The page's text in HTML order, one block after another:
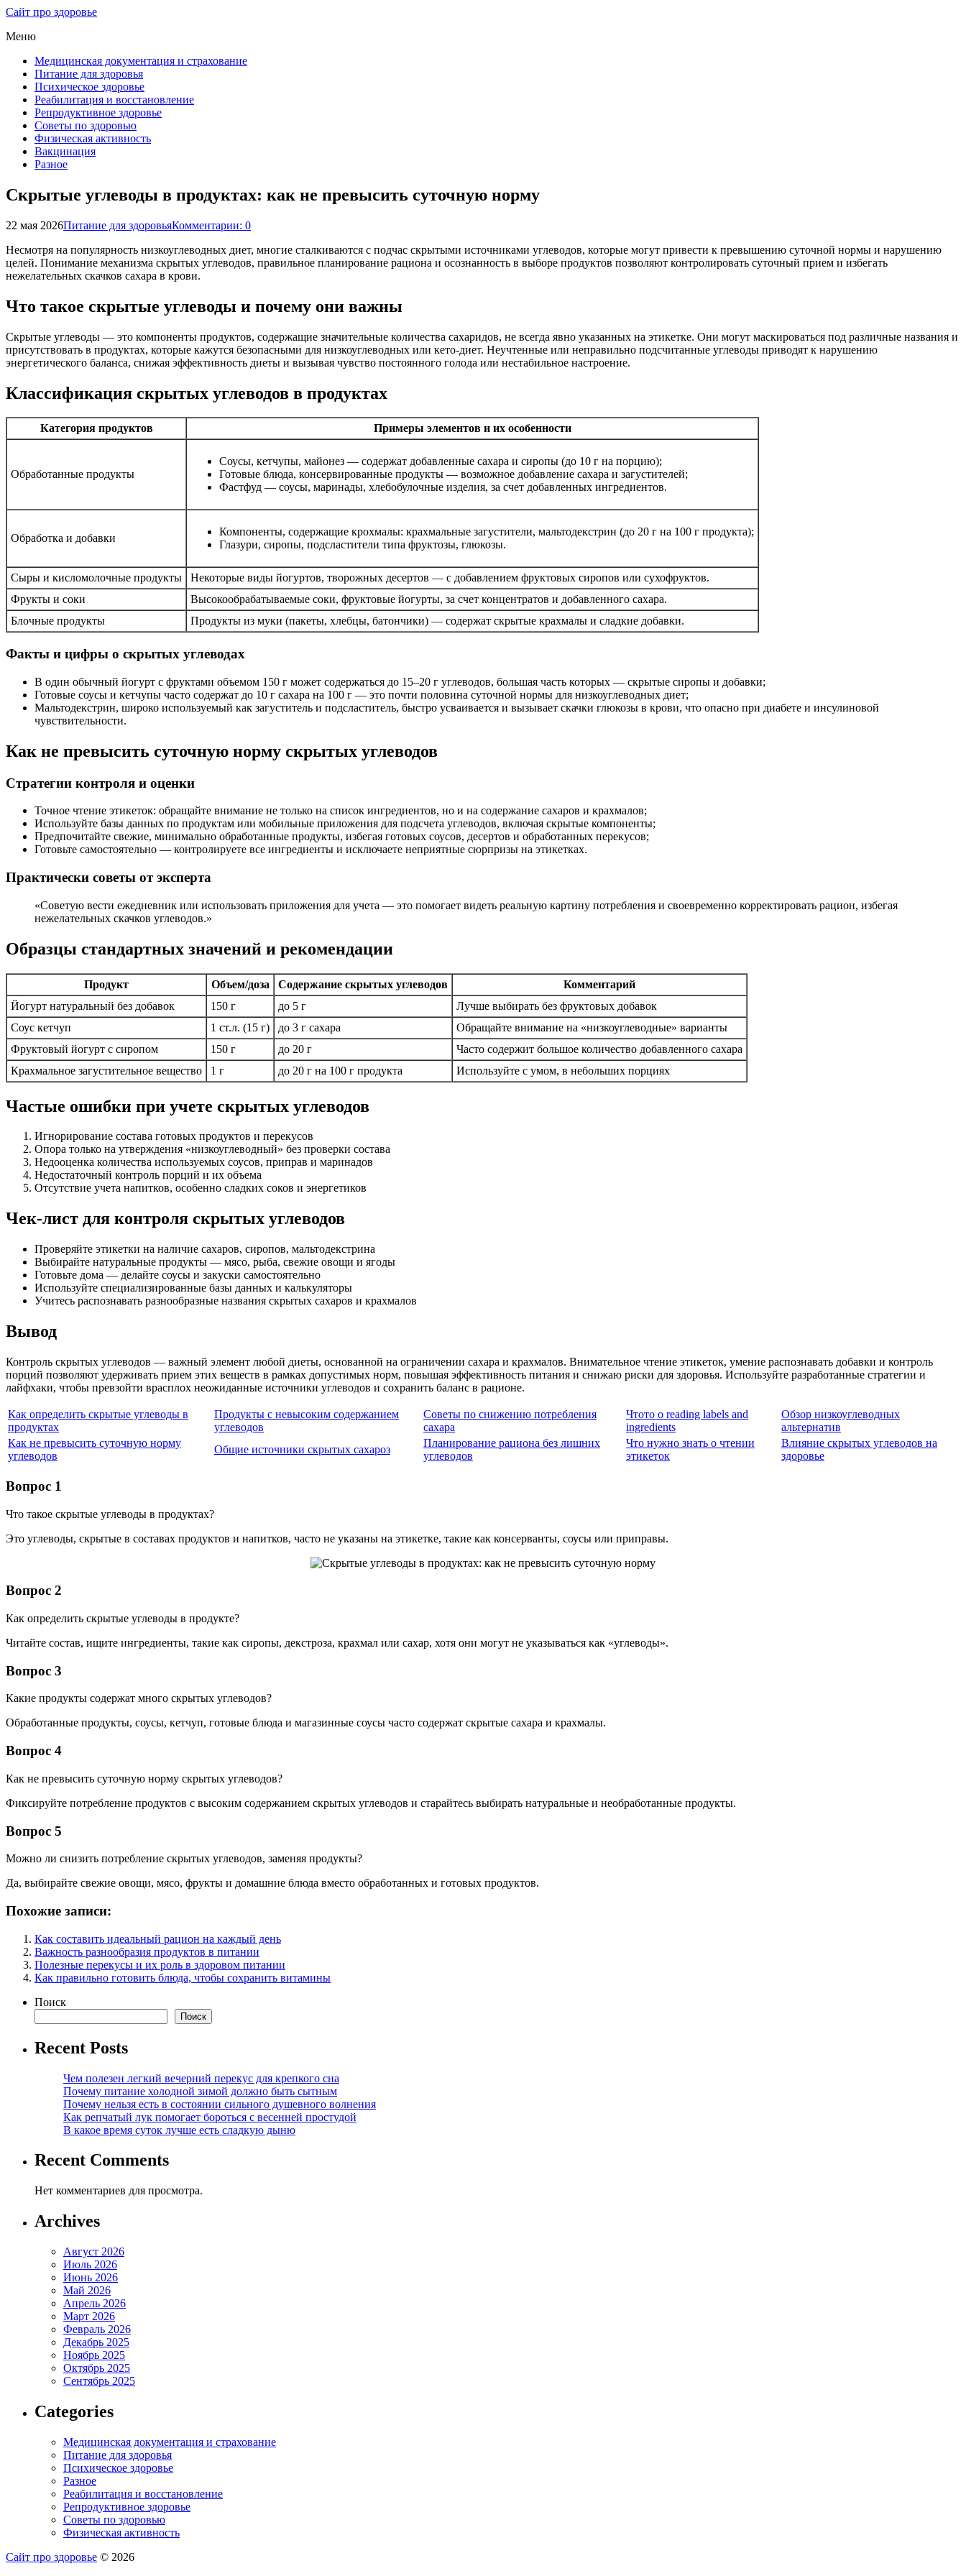
Сайт про здоровье
Меню
Медицинская документация и страхование
Питание для здоровья
Психическое здоровье
Реабилитация и восстановление
Репродуктивное здоровье
Советы по здоровью
Физическая активность
Вакцинация
Разное
Скрытые углеводы в продуктах: как не превысить суточную норму
22 мая 2026Питание для здоровьяКомментарии: 0
Несмотря на популярность низкоуглеводных диет, многие сталкиваются с подчас скрытыми источниками углеводов, которые могут привести к превышению суточной нормы и нарушению
целей. Понимание механизма скрытых углеводов, правильное планирование рациона и осознанность в выборе продуктов позволяют контролировать суточный прием и избегать
нежелательных скачков сахара в крови.
Что такое скрытые углеводы и почему они важны
Скрытые углеводы — это компоненты продуктов, содержащие значительные количества сахаридов, не всегда явно указанных на этикетке. Они могут маскироваться под различные названия и
присутствовать в продуктах, которые кажутся безопасными для низкоуглеводных или кето-диет. Неучтенные или неправильно подсчитанные углеводы приводят к нарушению
энергетического баланса, снижая эффективность диеты и вызывая чувство постоянного голода или нестабильное настроение.
Классификация скрытых углеводов в продуктах
Категория продуктов Примеры элементов и их особенности
Обработанные продукты
Соусы, кетчупы, майонез — содержат добавленные сахара и сиропы (до 10 г на порцию);
Готовые блюда, консервированные продукты — возможное добавление сахара и загустителей;
Фастфуд — соусы, маринады, хлебобулочные изделия, за счет добавленных ингредиентов.
Обработка и добавки
Компоненты, содержащие крохмалы: крахмальные загустители, мальтодекстрин (до 20 г на 100 г продукта);
Глазури, сиропы, подсластители типа фруктозы, глюкозы.
Сыры и кисломолочные продукты
Некоторые виды йогуртов, творожных десертов — с добавлением фруктовых сиропов или сухофруктов.
Фрукты и соки
Высокообрабатываемые соки, фруктовые йогурты, за счет концентратов и добавленного сахара.
Блочные продукты
Продукты из муки (пакеты, хлебцы, батончики) — содержат скрытые крахмалы и сладкие добавки.
Факты и цифры о скрытых углеводах
В один обычный йогурт с фруктами объемом 150 г может содержаться до 15–20 г углеводов, большая часть которых — скрытые сиропы и добавки;
Готовые соусы и кетчупы часто содержат до 10 г сахара на 100 г — это почти половина суточной нормы для низкоуглеводных диет;
Мальтодекстрин, широко используемый как загуститель и подсластитель, быстро усваивается и вызывает скачки глюкозы в крови, что опасно при диабете и инсулиновой
чувствительности.
Как не превысить суточную норму скрытых углеводов
Стратегии контроля и оценки
Точное чтение этикеток: обращайте внимание не только на список ингредиентов, но и на содержание сахаров и крахмалов;
Используйте базы данных по продуктам или мобильные приложения для подсчета углеводов, включая скрытые компоненты;
Предпочитайте свежие, минимально обработанные продукты, избегая готовых соусов, десертов и обработанных перекусов;
Готовьте самостоятельно — контролируете все ингредиенты и исключаете неприятные сюрпризы на этикетках.
Практически советы от эксперта
«Советую вести ежедневник или использовать приложения для учета — это помогает видеть реальную картину потребления и своевременно корректировать рацион, избегая
нежелательных скачков углеводов.»
Образцы стандартных значений и рекомендации
Продукт Объем/доза Содержание скрытых углеводов
Комментарий
Йогурт натуральный без добавок
150 г до 5 г
Лучше выбирать без фруктовых добавок
Соус кетчуп
1 ст.л. (15 г) до 3 г сахара
Обращайте внимание на «низкоуглеводные» варианты
Фруктовый йогурт с сиропом
150 г до 20 г
Часто содержит большое количество добавленного сахара
Крахмальное загустительное вещество
1 г до 20 г на 100 г продукта Используйте с умом, в небольших порциях
Частые ошибки при учете скрытых углеводов
Игнорирование состава готовых продуктов и перекусов
Опора только на утверждения «низкоуглеводный» без проверки состава
Недооценка количества используемых соусов, приправ и маринадов
Недостаточный контроль порций и их объема
Отсутствие учета напитков, особенно сладких соков и энергетиков
Чек-лист для контроля скрытых углеводов
Проверяйте этикетки на наличие сахаров, сиропов, мальтодекстрина
Выбирайте натуральные продукты — мясо, рыба, свежие овощи и ягоды
Готовьте дома — делайте соусы и закуски самостоятельно
Используйте специализированные базы данных и калькуляторы
Учитесь распознавать разнообразные названия скрытых сахаров и крахмалов
Вывод
Контроль скрытых углеводов — важный элемент любой диеты, основанной на ограничении сахара и крахмалов. Внимательное чтение этикеток, умение распознавать добавки и контроль
порций позволяют удерживать прием этих веществ в рамках допустимых норм, повышая эффективность питания и снижаю риски для здоровья. Используйте разработанные стратегии и
лайфхаки, чтобы превзойти врасплох неожиданные источники углеводов и сохранить баланс в рационе.
Как определить скрытые углеводы в
продуктах
Продукты с невысоким содержанием
углеводов
Советы по снижению потребления
сахара
Чтото о reading labels and
ingredients
Обзор низкоуглеводных
альтернатив
Как не превысить суточную норму
углеводов
Общие источники скрытых сахароз
Планирование рациона без лишних
углеводов
Что нужно знать о чтении
этикеток
Влияние скрытых углеводов на
здоровье
Вопрос 1
Что такое скрытые углеводы в продуктах?
Это углеводы, скрытые в составах продуктов и напитков, часто не указаны на этикетке, такие как консерванты, соусы или приправы.
Вопрос 2
Как определить скрытые углеводы в продукте?
Читайте состав, ищите ингредиенты, такие как сиропы, декстроза, крахмал или сахар, хотя они могут не указываться как «углеводы».
Вопрос 3
Какие продукты содержат много скрытых углеводов?
Обработанные продукты, соусы, кетчуп, готовые блюда и магазинные соусы часто содержат скрытые сахара и крахмалы.
Вопрос 4
Как не превысить суточную норму скрытых углеводов?
Фиксируйте потребление продуктов с высоким содержанием скрытых углеводов и старайтесь выбирать натуральные и необработанные продукты.
Вопрос 5
Можно ли снизить потребление скрытых углеводов, заменяя продукты?
Да, выбирайте свежие овощи, мясо, фрукты и домашние блюда вместо обработанных и готовых продуктов.
Похожие записи:
Как составить идеальный рацион на каждый день
Важность разнообразия продуктов в питании
Полезные перекусы и их роль в здоровом питании
Как правильно готовить блюда, чтобы сохранить витамины
Поиск
Поиск
Recent Posts
Чем полезен легкий вечерний перекус для крепкого сна
Почему питание холодной зимой должно быть сытным
Почему нельзя есть в состоянии сильного душевного волнения
Как репчатый лук помогает бороться с весенней простудой
В какое время суток лучше есть сладкую дыню
Recent Comments
Нет комментариев для просмотра.
Archives
Август 2026
Июль 2026
Июнь 2026
Май 2026
Апрель 2026
Март 2026
Февраль 2026
Декабрь 2025
Ноябрь 2025
Октябрь 2025
Сентябрь 2025
Categories
Медицинская документация и страхование
Питание для здоровья
Психическое здоровье
Разное
Реабилитация и восстановление
Репродуктивное здоровье
Советы по здоровью
Физическая активность
Сайт про здоровье © 2026